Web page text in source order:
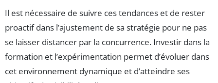
Il est nécessaire de suivre ces tendances et de rester
proactif dans l’ajustement de sa stratégie pour ne pas
se laisser distancer par la concurrence. Investir dans la
formation et l’expérimentation permet d’évoluer dans
cet environnement dynamique et d’atteindre ses